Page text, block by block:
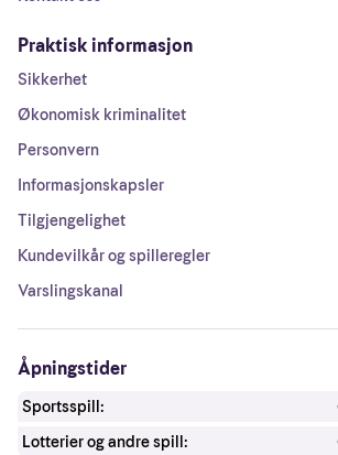
Praktisk informasjon
Sikkerhet
Økonomisk kriminalitet
Personvern
Informasjonskapsler
Tilgjengelighet
Kundevilkår og spilleregler
Varslingskanal
Åpningstider
Sportsspill:
Lotterier og andre spill: